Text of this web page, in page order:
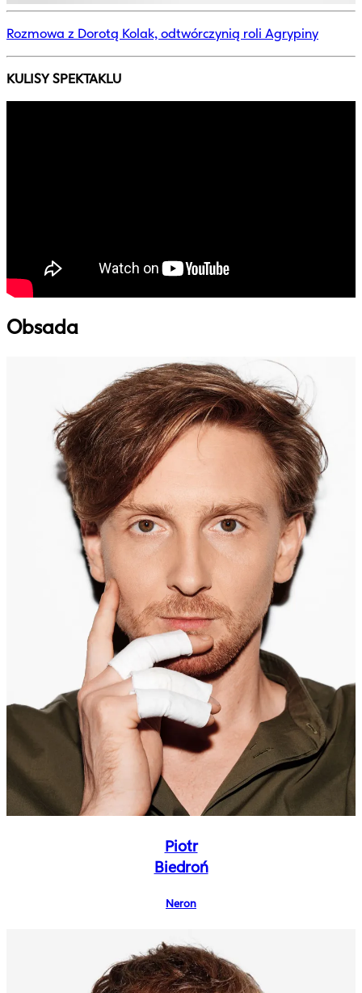
Rozmowa z Dorotą Kolak, odtwórczynią roli Agrypiny
KULISY SPEKTAKLU
Obsada
Piotr
Biedroń
Neron